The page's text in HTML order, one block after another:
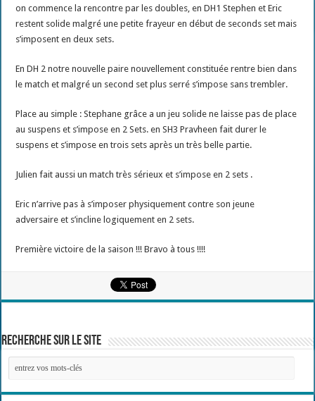
on commence la rencontre par les doubles, en DH1 Stephen et Eric
restent solide malgré une petite frayeur en début de seconds set mais
s’imposent en deux sets.
En DH 2 notre nouvelle paire nouvellement constituée rentre bien dans
le match et malgré un second set plus serré s’impose sans trembler.
Place au simple : Stephane grâce a un jeu solide ne laisse pas de place
au suspens et s’impose en 2 Sets. en SH3 Pravheen fait durer le
suspens et s’impose en trois sets après un très belle partie.
Julien fait aussi un match très sérieux et s’impose en 2 sets .
Eric n’arrive pas à s’imposer physiquement contre son jeune
adversaire et s’incline logiquement en 2 sets.
Première victoire de la saison !!! Bravo à tous !!!!
Recherche sur le site